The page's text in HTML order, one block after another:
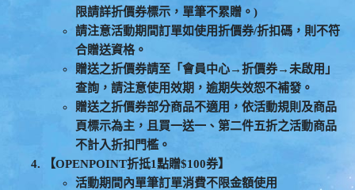
限請詳折價券標示，單筆不累贈。)
請注意活動期間訂單如使用折價券/折扣碼，則不符
合贈送資格。
贈送之折價券請至「會員中心→折價券→未啟用」
查詢，請注意使用效期，逾期失效恕不補發。
贈送之折價券部分商品不適用，依活動規則及商品
頁標示為主，且買一送一、第二件五折之活動商品
不計入折扣門檻。
【OPENPOINT折抵1點贈$100券】
活動期間內單筆訂單消費不限金額使用